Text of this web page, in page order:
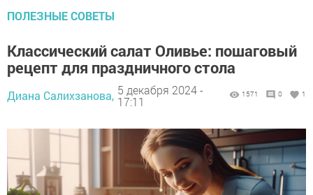
ПОЛЕЗНЫЕ СОВЕТЫ
Классический салат Оливье: пошаговый
рецепт для праздничного стола
Диана Салихзанова, 5 декабря 2024 -
17:11
1571 0 1